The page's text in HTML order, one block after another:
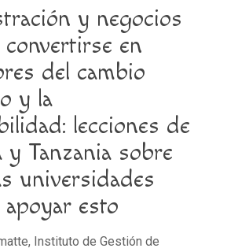
y negocios
en
del cambio
y la
lecciones de
y Tanzania sobre
universidades
esto
Instituto de Gestión de